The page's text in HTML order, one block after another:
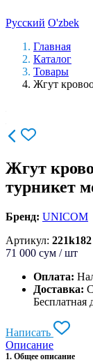
Русский O'zbek
Главная
Каталог
Товары
Жгут
Жгут
турникет
Бренд: UNICOM
Артикул: 221k182
71 000 сум / шт
Оплата:
Доставка:
Бесплатная
Написать
Описание
1. Общее описание